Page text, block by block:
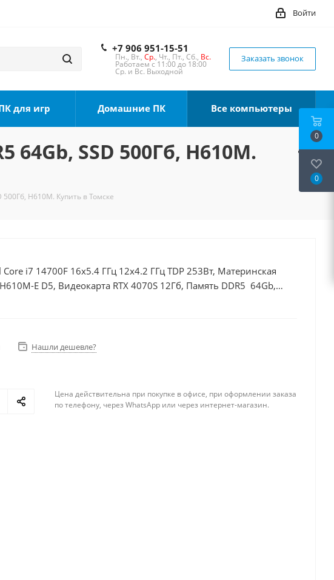
Войти
+7 906 951-15-51
Пн., Вт., Ср., Чт., Пт., Сб., Вс.
Работаем с 11:00 до 18:00
Ср. и Вс. Выходной
Заказать звонок
для игр Домашние ПК Все компьютеры
64Gb, SSD 500Гб, H610M.
500Гб, H610M. Купить в Томске
i7 14700F 16x5.4 ГГц 12x4.2 ГГц TDP 253Вт, Материнская
E D5, Видеокарта RTX 4070S 12Гб, Память DDR5 64Gb,
БП 750Вт
Нашли дешевле?
Цена действительна при покупке в офисе, при оформлении заказа
по телефону, через WhatsApp или через интернет-магазин.
0
0